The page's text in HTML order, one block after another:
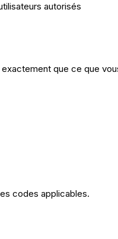
autorisés
que ce que
codes applicables.